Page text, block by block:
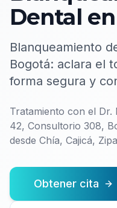
Dental
Blanqueamiento
Bogotá: aclara el
forma segura y
Tratamiento con el Dr.
42, Consultorio 308,
desde Chía, Cajicá,
Obtener cita